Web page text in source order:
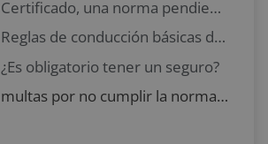
Certificado, una norma pendiente de aprobación
Reglas de conducción básicas de la normativa de patinetes eléctricos DGT 2021
¿Es obligatorio tener un seguro?
Las multas por no cumplir la normativa de patinetes eléctricos DGT 2021